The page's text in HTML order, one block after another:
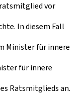
vor
In diesem Fall
Minister für innere
für innere
Ratsmitglieds an.